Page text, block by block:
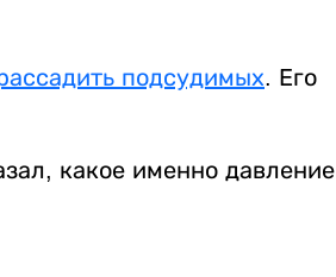
подсудимых. Его
какое именно давление